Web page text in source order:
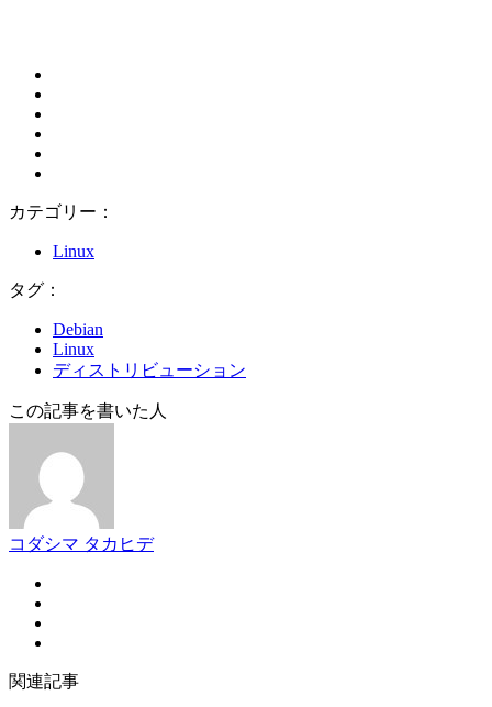
カテゴリー：
Linux
タグ：
Debian
Linux
ディストリビューション
この記事を書いた人
コダシマ タカヒデ
関連記事